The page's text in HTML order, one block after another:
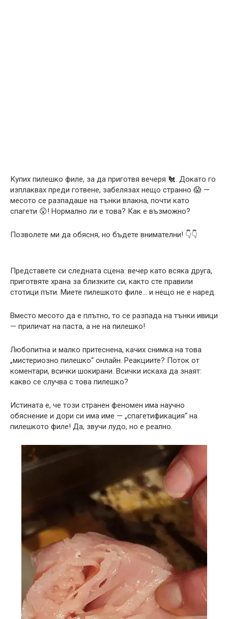
Купих пилешко филе, за да приготвя вечеря 🐔. Докато го
изплаквах преди готвене, забелязах нещо странно 😱 —
месото се разпадаше на тънки влакна, почти като
спагети 😲! Нормално ли е това? Как е възможно?
Позволете ми да обясня, но бъдете внимателни! 👇👇
Представете си следната сцена: вечер като всяка друга,
приготвяте храна за близките си, както сте правили
стотици пъти. Миете пилешкото филе… и нещо не е наред.
Вместо месото да е плътно, то се разпада на тънки ивици
— приличат на паста, а не на пилешко!
Любопитна и малко притеснена, качих снимка на това
„мистериозно пилешко“ онлайн. Реакциите? Поток от
коментари, всички шокирани. Всички искаха да знаят:
какво се случва с това пилешко?
Истината е, че този странен феномен има научно
обяснение и дори си има име — „спагетификация“ на
пилешкото филе! Да, звучи лудо, но е реално.